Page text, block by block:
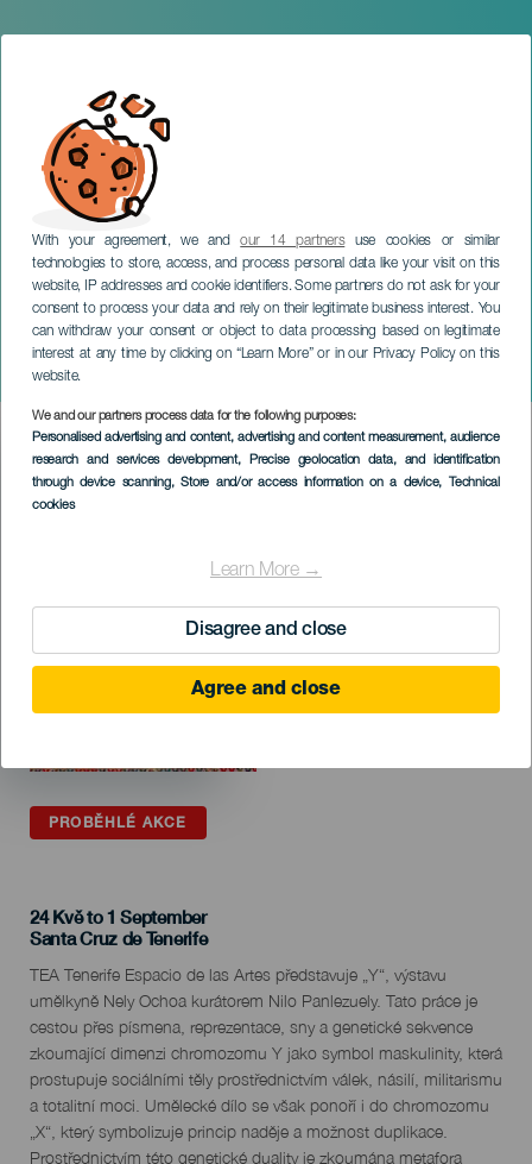
With your agreement, we andour 14 partnersuse cookies or similar
technologies to store, access, and process personal data like your visit on this
website, IP addresses and cookie identifiers. Some partners do not ask for your
consent to process your data and rely on their legitimate business interest. You
can withdraw your consent or object to data processing based on legitimate
interest at any time by clicking on “Learn More” or in our Privacy Policy on this
website.
We and our partners process data for the following purposes:
Personalised advertising and content, advertising and content measurement, audience
research and services development, Precise geolocation data, and identification
through device scanning, Store and/or access information on a device, Technical
cookies
Learn More →
Disagree and close
Agree and close
Dočasná výstava "Y" od
Nely Ochoa
TENERIFE
Imagen
Listado
PROBĚHLÉ AKCE
24 Kvě to 1 September
Localidad
Santa Cruz de Tenerife
Descripción
del
evento
TEA Tenerife Espacio de las Artes představuje „Y“, výstavu
umělkyně Nely Ochoa kurátorem Nilo Panlezuely. Tato práce je
cestou přes písmena, reprezentace, sny a genetické sekvence
zkoumající dimenzi chromozomu Y jako symbol maskulinity, která
prostupuje sociálními těly prostřednictvím válek, násilí, militarismu
a totalitní moci. Umělecké dílo se však ponoří i do chromozomu
„X“, který symbolizuje princip naděje a možnost duplikace.
Prostřednictvím této genetické duality je zkoumána metafora